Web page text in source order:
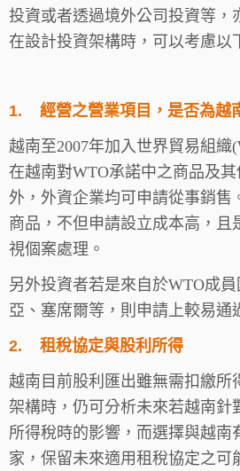
投資或者透過境外公司投資等，
在設計投資架構時，可以考慮以
1.
經營之營業項目，是否為越
越南至2007年加入世界貿易組織
在越南對WTO承諾中之商品及
外，外資企業均可申請從事銷售
商品，不但申請設立成本高，且
視個案處理。
另外投資者若是來自於WTO成
亞、塞席爾等，則申請上較易通
2.
租稅協定與股利所得
越南目前股利匯出雖無需扣繳所
架構時，仍可分析未來若越南針
所得稅時的影響，而選擇與越南
家，保留未來適用租稅協定之可